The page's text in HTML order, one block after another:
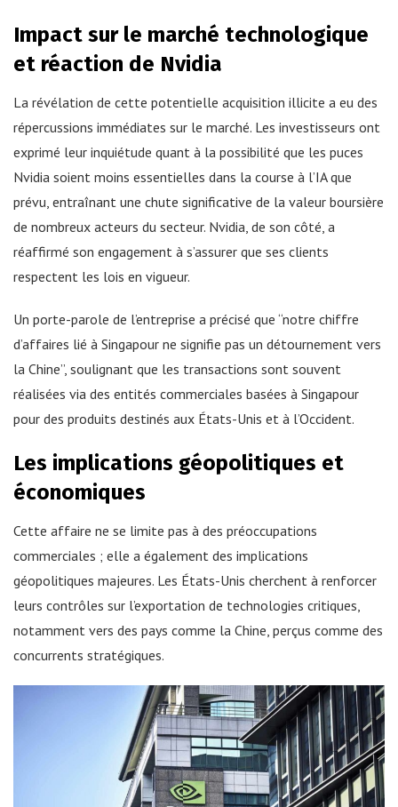
Impact sur le marché technologique
et réaction de Nvidia
La révélation de cette potentielle acquisition illicite a eu des
répercussions immédiates sur le marché. Les investisseurs ont
exprimé leur inquiétude quant à la possibilité que les puces
Nvidia soient moins essentielles dans la course à l’IA que
prévu, entraînant une chute significative de la valeur boursière
de nombreux acteurs du secteur. Nvidia, de son côté, a
réaffirmé son engagement à s’assurer que ses clients
respectent les lois en vigueur.
Un porte-parole de l’entreprise a précisé que “notre chiffre
d’affaires lié à Singapour ne signifie pas un détournement vers
la Chine”, soulignant que les transactions sont souvent
réalisées via des entités commerciales basées à Singapour
pour des produits destinés aux États-Unis et à l’Occident.
Les implications géopolitiques et
économiques
Cette affaire ne se limite pas à des préoccupations
commerciales ; elle a également des implications
géopolitiques majeures. Les États-Unis cherchent à renforcer
leurs contrôles sur l’exportation de technologies critiques,
notamment vers des pays comme la Chine, perçus comme des
concurrents stratégiques.